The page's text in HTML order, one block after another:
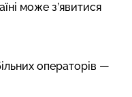
може з’явитися
операторів —